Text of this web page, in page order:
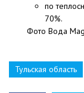
по
70%.
Фото Вода
Тульская область